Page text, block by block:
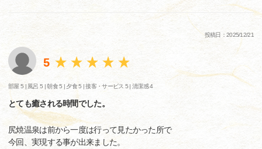
投稿日：2025/12/21
5
部屋 5 | 風呂 5 |朝食 5 | 夕食 5 |接客・サービス 5 |清潔感 4
とても癒される時間でした。
尻焼温泉は前から一度は行って見たかった所で
今回、実現する事が出来ました。